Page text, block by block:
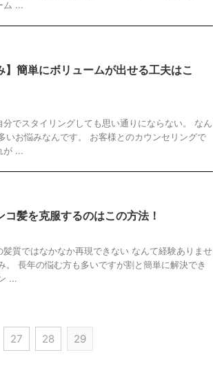
ム ...
】簡単にボリュームが出せる工夫はこ
でスタイリングしても思い通りにならない。 なん
いお悩みなんです。 お客様とのカウンセリングで
が ...
コ髪を克服するのはこの方法！
質ではなかなか再現できない なんて経験ありませ
。 長年の悩む方も多いですが割と簡単に解決でき
...
27 28 29